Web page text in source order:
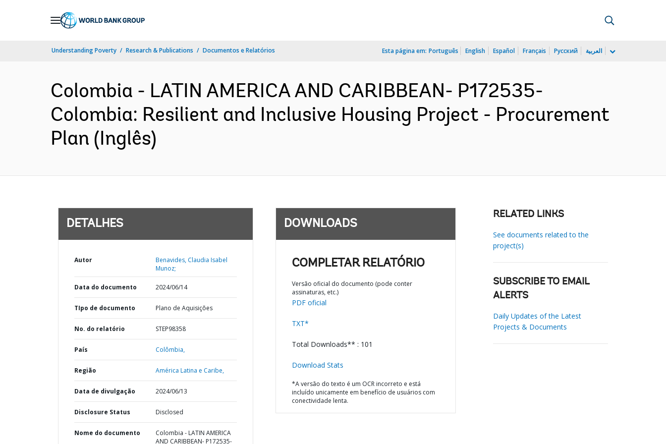
Understanding Poverty Research & Publications Documentos e Relatórios Esta página em: Português English Español Français Русский العربية
Colombia - LATIN AMERICA AND CARIBBEAN- P172535-
Colombia: Resilient and Inclusive Housing Project - Procurement
Plan (Inglês)
DETALHES
Autor
Benavides, Claudia Isabel
Munoz;
Data do documento 2024/06/14
TIpo de documento Plano de Aquisições
No. do relatório STEP98358
País Colômbia,
Região América Latina e Caribe,
Data de divulgação 2024/06/13
Disclosure Status Disclosed
Nome do documento
Colombia - LATIN AMERICA
AND CARIBBEAN- P172535-
DOWNLOADS
COMPLETAR RELATÓRIO
Versão oficial do documento (pode conter
assinaturas, etc.)
PDF oficial
TXT*
Total Downloads** : 101
Download Stats
*A versão do texto é um OCR incorreto e está
incluído unicamente em benefício de usuários com
conectividade lenta.
RELATED LINKS
See documents related to the
project(s)
SUBSCRIBE TO EMAIL
ALERTS
Daily Updates of the Latest
Projects & Documents